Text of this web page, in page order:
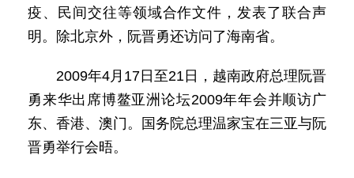
疫、民间交往等领域合作文件，发表了联合声
明。除北京外，阮晋勇还访问了海南省。
2009年4月17日至21日，越南政府总理阮晋
勇来华出席博鳌亚洲论坛2009年年会并顺访广
东、香港、澳门。国务院总理温家宝在三亚与阮
晋勇举行会晤。